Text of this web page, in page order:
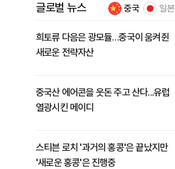
글로벌 뉴스 중국 일본
희토류 다음은 광모듈…중국이 움켜쥔
새로운 전략자산
중국산 에어콘을 웃돈 주고 산다...유럽
열광시킨 메이디
스티븐 로치 '과거의 홍콩'은 끝났지만
'새로운 홍콩'은 진행중